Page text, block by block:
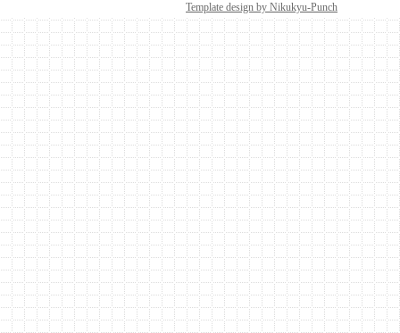
Template design by Nikukyu-Punch